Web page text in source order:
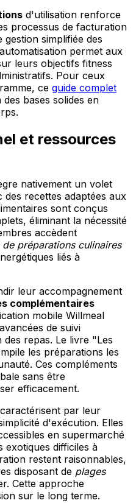
d'utilisation renforce
processus de facturation
simplifiée des
permet aux
leurs objectifs fitness
Pour ceux
ce guide complet
bases solides en
et ressources
nativement un volet
recettes adaptées aux
sont conçus
éliminant la nécessité
accèdent
préparations culinaires
liés à
leur accompagnement
complémentaires
mobile Willmeal
de suivi
repas. Le livre "Les
les préparations les
Ces compléments
sans être
efficacement.
par leur
d'exécution. Elles
en supermarché
exotiques difficiles à
restent raisonnables,
disposant de plages
Cette approche
sur le long terme.